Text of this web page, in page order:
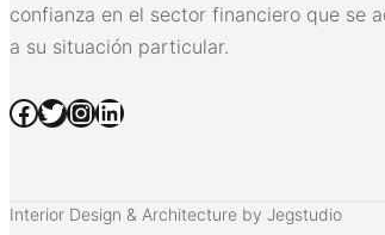
confianza en el sector financiero que se
a su situación particular.
Facebook Twitter InstagramLinkedIn
Interior Design & Architecture by Jegstudio